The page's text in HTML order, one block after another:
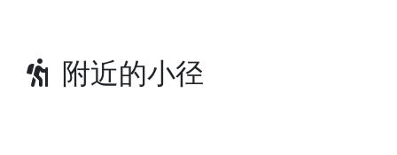
附近的小径